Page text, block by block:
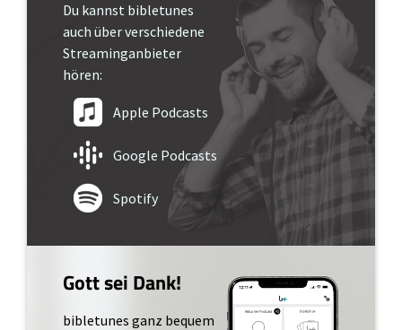
Du kannst bibletunes
auch über verschiedene
Streaminganbieter
hören:
Apple Podcasts
Google Podcasts
Spotify
Gott sei Dank!
bibletunes ganz bequem